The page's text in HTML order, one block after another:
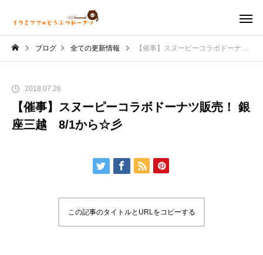
ブログ 全ての更新情報 【催事】スヌーピーコラボドーナツ販売！ 銀座三越 8/1から☆彡
2018.07.26
【催事】スヌーピーコラボドーナツ販売！ 銀
座三越 8/1から☆彡
この記事のタイトルとURLをコピーする